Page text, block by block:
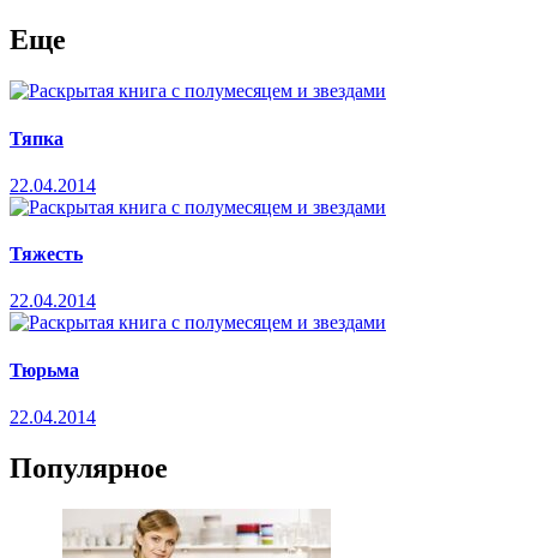
Еще
Тяпка
22.04.2014
Тяжесть
22.04.2014
Тюрьма
22.04.2014
Популярное